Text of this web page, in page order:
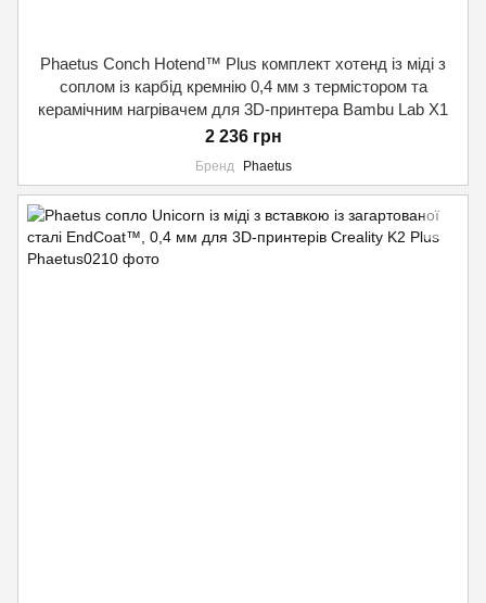
Phaetus Conch Hotend™ Plus комплект хотенд із міді з
соплом із карбід кремнію 0,4 мм з термістором та
керамічним нагрівачем для 3D-принтера Bambu Lab X1
2 236 грн
Бренд Phaetus